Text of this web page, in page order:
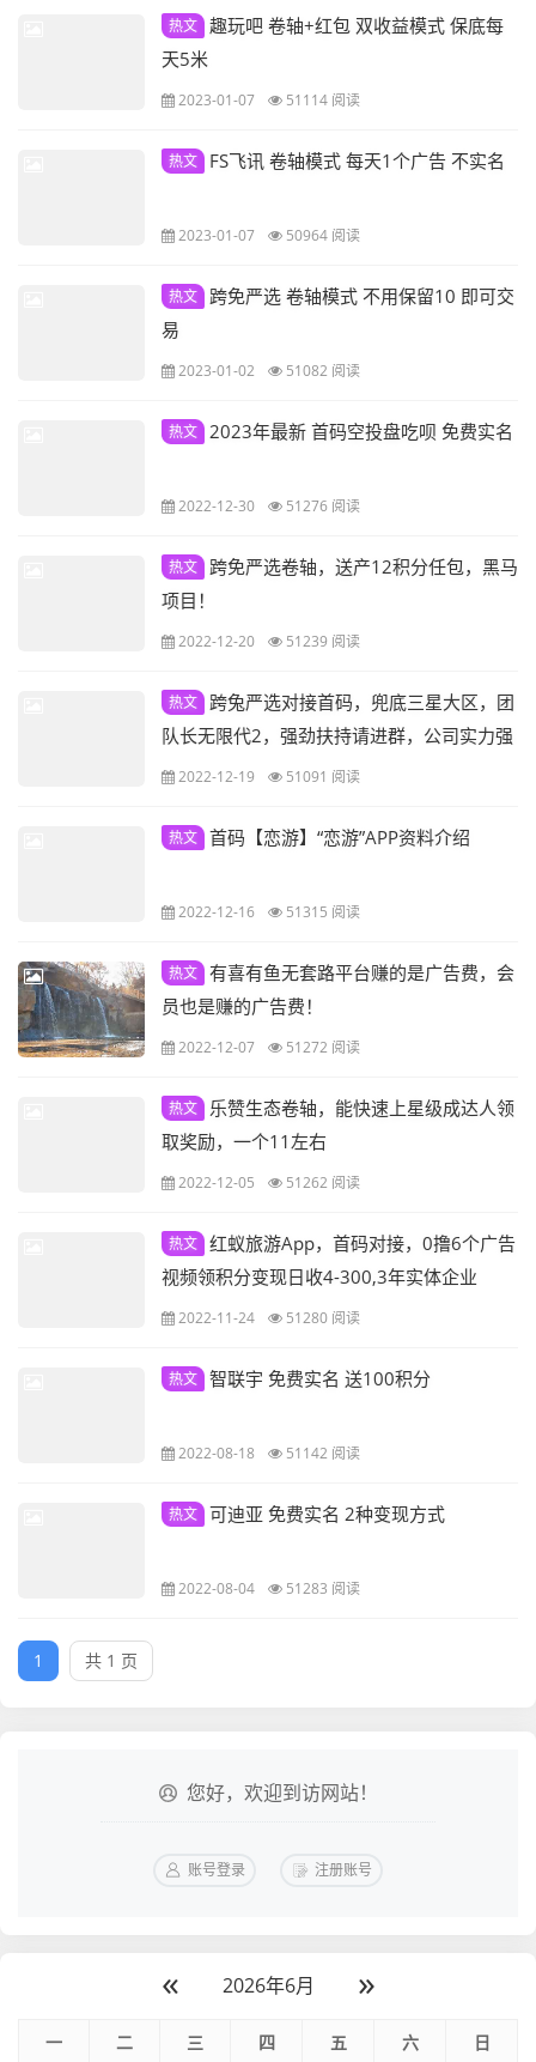
热文 趣玩吧 卷轴+红包 双收益模式 保底每
天5米
2023-01-07 51114 阅读
热文 FS飞讯 卷轴模式 每天1个广告 不实名
2023-01-07 50964 阅读
热文
跨免严选 卷轴模式 不用保留10 即可交
易
2023-01-02 51082 阅读
热文 2023年最新 首码空投盘吃呗 免费实名
2022-12-30 51276 阅读
热文
跨免严选卷轴，送产12积分任包，黑马
项目！
2022-12-20 51239 阅读
热文
跨兔严选对接首码，兜底三星大区，团
队长无限代2，强劲扶持请进群，公司实力强
厚2022-12-19 51091 阅读
热文 首码【恋游】“恋游”APP资料介绍
2022-12-16 51315 阅读
热文 有喜有鱼无套路平台赚的是广告费，会
员也是赚的广告费！
2022-12-07 51272 阅读
热文
乐赞生态卷轴，能快速上星级成达人领
取奖励，一个11左右
2022-12-05 51262 阅读
热文 红蚁旅游App，首码对接，0撸6个广告
视频领积分变现日收4-300,3年实体企业
2022-11-24 51280 阅读
热文 智联宇 免费实名 送100积分
2022-08-18 51142 阅读
热文 可迪亚 免费实名 2种变现方式
2022-08-04 51283 阅读
1 共 1 页
您好，欢迎到访网站！
账号登录 注册账号
« 2026年6月 »
一 二 三 四 五 六 日